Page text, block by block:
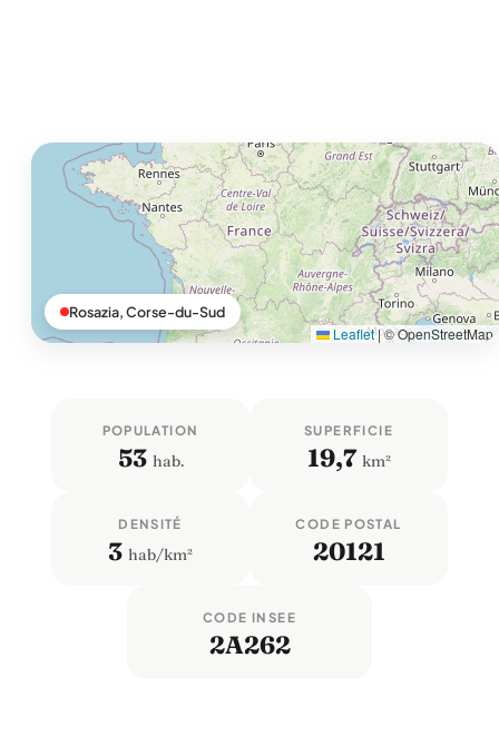
Leaflet |© OpenStreetMap
Rosazia, Corse-du-Sud
POPULATION
53 hab.
SUPERFICIE
19,7 km²
DENSITÉ
3 hab/km²
CODE POSTAL
20121
CODE INSEE
2A262